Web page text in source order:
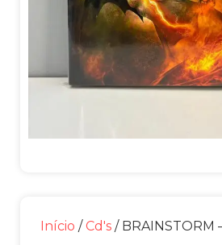
Início / Cd's / BRAINSTORM